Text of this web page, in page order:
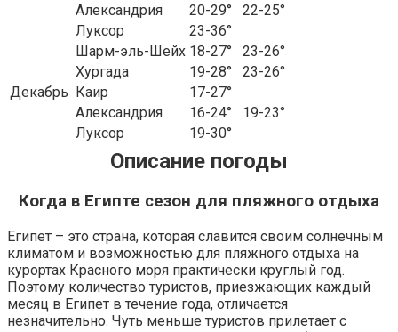
Александрия
20-29°
22-25°
Луксор
23-36°
Декабрь
Шарм-эль-Шейх 18-27°
23-26°
Хургада
19-28°
23-26°
Каир
17-27°
Александрия
16-24°
19-23°
Луксор
19-30°
Описание погоды
Когда в Египте сезон для пляжного отдыха
Египет – это страна, которая славится своим солнечным
климатом и возможностью для пляжного отдыха на
курортах Красного моря практически круглый год.
Поэтому количество туристов, приезжающих каждый
месяц в Египет в течение года, отличается
незначительно. Чуть меньше туристов прилетает с